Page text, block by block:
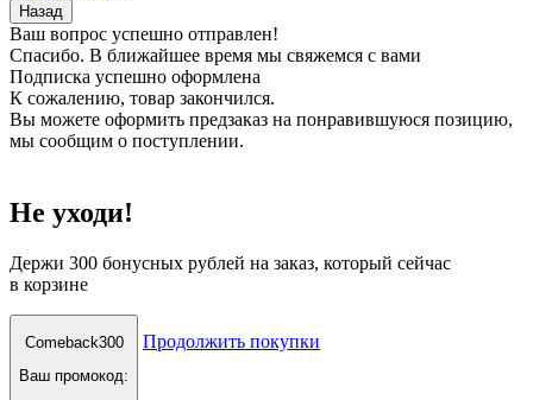
Назад
Ваш вопрос успешно отправлен!
Спасибо. В ближайшее время мы свяжемся с вами
Подписка успешно оформлена
К сожалению, товар закончился.
Вы можете оформить предзаказ на понравившуюся позицию,
мы сообщим о поступлении.
Не уходи!
Держи 300 бонусных рублей на заказ, который сейчас
в корзине
Comeback300
Ваш промокод:
Продолжить покупки